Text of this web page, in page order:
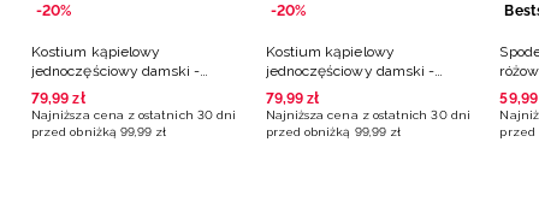
-20%
Kostium kąpielowy
jednoczęściowy damski -
czarny
79,99 zł
Najniższa cena z ostatnich 30 dni
przed obniżką 99,99 zł
-20%
Kostium kąpielowy
jednoczęściowy damski -
różowy
79,99 zł
Najniższa cena z ostatnich 30 dni
przed obniżką 99,99 zł
59,99
przed